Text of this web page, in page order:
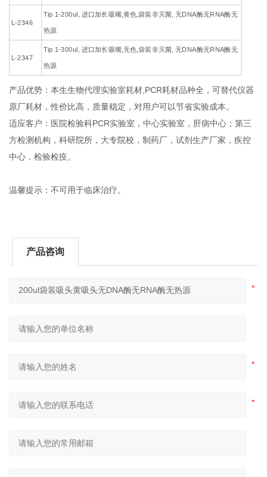
L-2346
Tip 1-200ul, 进口加长吸嘴,黄色,袋装非灭菌, 无DNA酶无RNA酶无
热源
L-2347
Tip 1-300ul, 进口加长吸嘴,无色,袋装非灭菌, 无DNA酶无RNA酶无
热源
产品优势：本生生物代理实验室耗材,PCR耗材品种全，可替代仪器
原厂耗材，性价比高，质量稳定，对用户可以节省实验成本。
适应客户：医院检验科PCR实验室，中心实验室，肝病中心；第三
方检测机构，科研院所，大专院校，制药厂，试剂生产厂家，疾控
中心，检验检疫。
温馨提示：不可用于临床治疗。
产品咨询